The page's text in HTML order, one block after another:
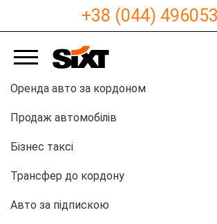
+38 (044)
Оренда авто за кордоном
Продаж автомобілів
Бізнес таксі
Трансфер до кордону
Авто за підпискою